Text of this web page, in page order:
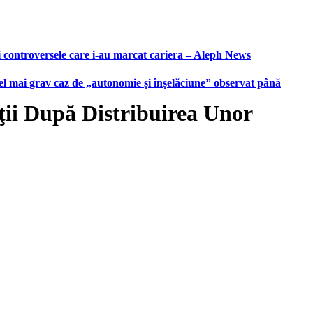
care i-au marcat cariera – Aleph News
grav caz de „autonomie și înșelăciune” observat până
După Distribuirea Unor